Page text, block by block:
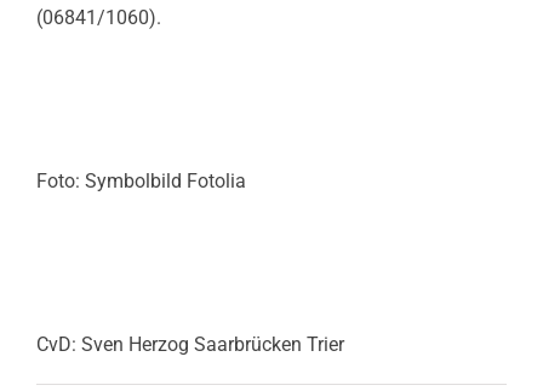
(06841/1060).
Foto: Symbolbild Fotolia
CvD: Sven Herzog Saarbrücken Trier